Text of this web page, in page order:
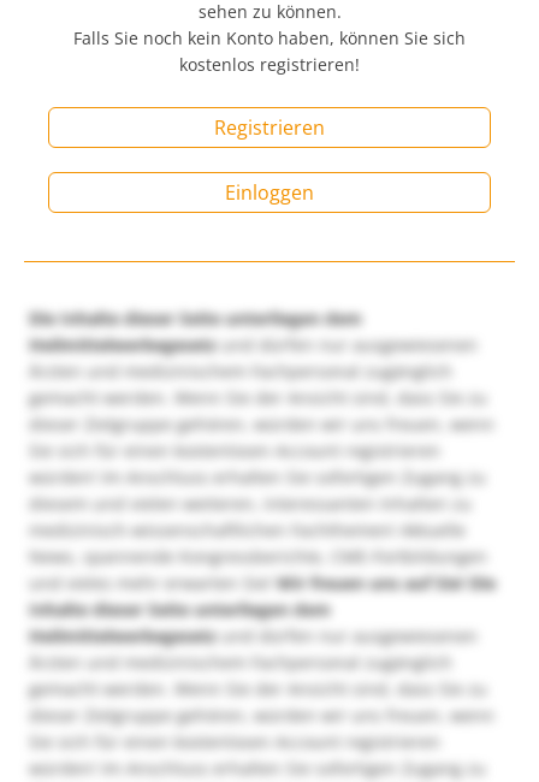
sehen zu können.
Falls Sie noch kein Konto haben, können Sie sich
kostenlos registrieren!
Registrieren
Einloggen
Die Inhalte dieser Seite unterliegen dem
Heilmittelwerbegesetzund dürfen nur ausgewiesenen
Ärzten und medizinischem Fachpersonal zugänglich
gemacht werden. Wenn Sie der Ansicht sind, dass Sie zu
dieser Zielgruppe gehören, würden wir uns freuen, wenn
Sie sich für einen kostenlosen Account registrieren
würden! Im Anschluss erhalten Sie sofortigen Zugang zu
diesem und vielen weiteren, interessanten Inhalten zu
medizinisch-wissenschaftlichen Fachthemen! Aktuelle
News, spannende Kongressberichte, CME-Fortbildungen
und vieles mehr erwarten Sie!Wir freuen uns auf Sie! Die
Inhalte dieser Seite unterliegen dem
Heilmittelwerbegesetzund dürfen nur ausgewiesenen
Ärzten und medizinischem Fachpersonal zugänglich
gemacht werden. Wenn Sie der Ansicht sind, dass Sie zu
dieser Zielgruppe gehören, würden wir uns freuen, wenn
Sie sich für einen kostenlosen Account registrieren
würden! Im Anschluss erhalten Sie sofortigen Zugang zu